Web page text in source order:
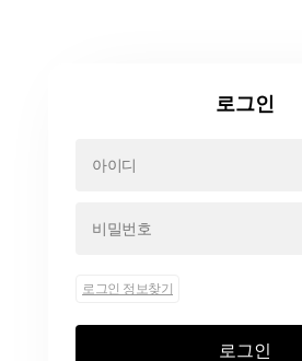
로그인
로그인 정보찾기
로그인